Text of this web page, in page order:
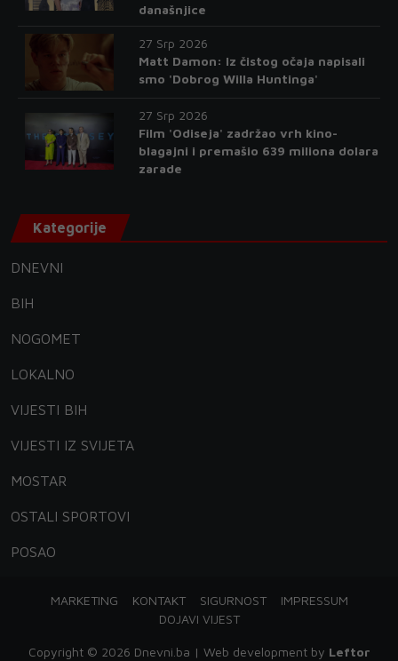
današnjice
27 Srp 2026
Matt Damon: Iz čistog očaja napisali
smo 'Dobrog Willa Huntinga'
27 Srp 2026
Film 'Odiseja' zadržao vrh kino-
blagajni i premašio 639 miliona dolara
zarade
Kategorije
DNEVNI
BIH
NOGOMET
LOKALNO
VIJESTI BIH
VIJESTI IZ SVIJETA
MOSTAR
OSTALI SPORTOVI
POSAO
MARKETING KONTAKT SIGURNOST
IMPRESSUM
DOJAVI VIJEST
Copyright © 2026 Dnevni.ba | Web development by Leftor